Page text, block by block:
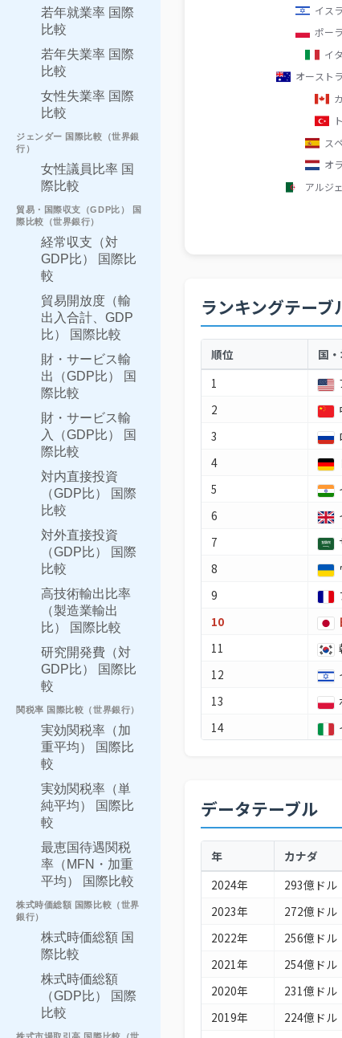
若年就業率 国際
比較
若年失業率 国際
比較
女性失業率 国際
比較
ジェンダー 国際比較（世界銀
行）
女性議員比率 国
際比較
貿易・国際収支（GDP比） 国
際比較（世界銀行）
経常収支（対
GDP比） 国際比
較
貿易開放度（輸
出入合計、GDP
比） 国際比較
財・サービス輸
出（GDP比） 国
際比較
財・サービス輸
入（GDP比） 国
際比較
対内直接投資
（GDP比） 国際
比較
対外直接投資
（GDP比） 国際
比較
高技術輸出比率
（製造業輸出
比） 国際比較
研究開発費（対
GDP比） 国際比
較
関税率 国際比較（世界銀行）
実効関税率（加
重平均） 国際比
較
実効関税率（単
純平均） 国際比
較
最恵国待遇関税
率（MFN・加重
平均） 国際比較
株式時価総額 国際比較（世界
銀行）
株式時価総額 国
際比較
株式時価総額
（GDP比） 国際
比較
ランキングテーブ
順位 国
1
2
3
4
5
6
7
8
9
10
11
12
13
14
17
18
19
20
21
22
23
24
25
データテーブル
年 カナダ
2024年
293億ドル
2023年
272億ドル
2022年
256億ドル
2021年
254億ドル
2020年
231億ドル
2019年
224億ドル